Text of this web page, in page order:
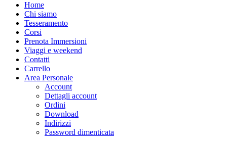
Home
Chi siamo
Tesseramento
Corsi
Prenota Immersioni
Viaggi e weekend
Contatti
Carrello
Area Personale
Account
Dettagli account
Ordini
Download
Indirizzi
Password dimenticata